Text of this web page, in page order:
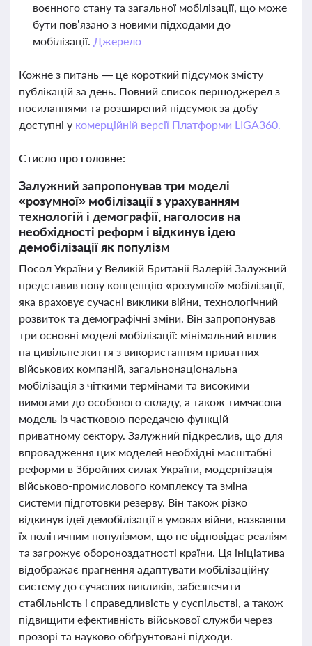
воєнного стану та загальної мобілізації, що може
бути пов’язано з новими підходами до
мобілізації. Джерело
Кожне з питань — це короткий підсумок змісту
публікацій за день. Повний список першоджерел з
посиланнями та розширений підсумок за добу
доступні у комерційній версії Платформи LIGA360.
Стисло про головне:
Залужний запропонував три моделі
«розумної» мобілізації з урахуванням
технологій і демографії, наголосив на
необхідності реформ і відкинув ідею
демобілізації як популізм
Посол України у Великій Британії Валерій Залужний
представив нову концепцію «розумної» мобілізації,
яка враховує сучасні виклики війни, технологічний
розвиток та демографічні зміни. Він запропонував
три основні моделі мобілізації: мінімальний вплив
на цивільне життя з використанням приватних
військових компаній, загальнонаціональна
мобілізація з чіткими термінами та високими
вимогами до особового складу, а також тимчасова
модель із частковою передачею функцій
приватному сектору. Залужний підкреслив, що для
впровадження цих моделей необхідні масштабні
реформи в Збройних силах України, модернізація
військово-промислового комплексу та зміна
системи підготовки резерву. Він також різко
відкинув ідеї демобілізації в умовах війни, назвавши
їх політичним популізмом, що не відповідає реаліям
та загрожує обороноздатності країни. Ця ініціатива
відображає прагнення адаптувати мобілізаційну
систему до сучасних викликів, забезпечити
стабільність і справедливість у суспільстві, а також
підвищити ефективність військової служби через
прозорі та науково обґрунтовані підходи.